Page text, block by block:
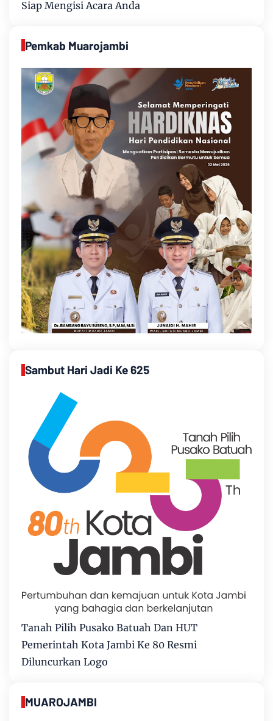
Siap Mengisi Acara Anda
Pemkab Muarojambi
Sambut Hari Jadi Ke 625
Tanah Pilih Pusako Batuah Dan HUT
Pemerintah Kota Jambi Ke 80 Resmi
Diluncurkan Logo
MUAROJAMBI